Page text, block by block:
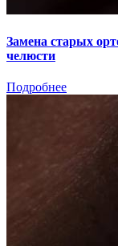
Замена старых
челюсти
Подробнее